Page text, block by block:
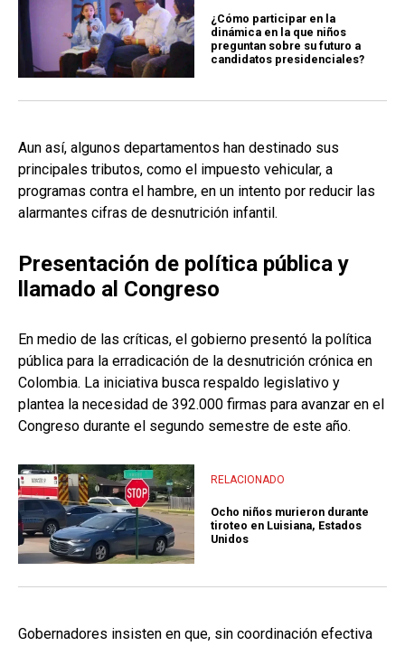
¿Cómo participar en la
dinámica en la que niños
preguntan sobre su futuro a
candidatos presidenciales?
Aun así, algunos departamentos han destinado sus
principales tributos, como el impuesto vehicular, a
programas contra el hambre, en un intento por reducir las
alarmantes cifras de desnutrición infantil.
Presentación de política pública y
llamado al Congreso
En medio de las críticas, el gobierno presentó la política
pública para la erradicación de la desnutrición crónica en
Colombia. La iniciativa busca respaldo legislativo y
plantea la necesidad de 392.000 firmas para avanzar en el
Congreso durante el segundo semestre de este año.
RELACIONADO
Ocho niños murieron durante
tiroteo en Luisiana, Estados
Unidos
Gobernadores insisten en que, sin coordinación efectiva